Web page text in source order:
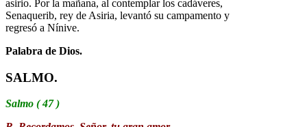
asirio. Por la mañana, al contemplar los cadáveres,
Senaquerib, rey de Asiria, levantó su campamento y
regresó a Nínive.
Palabra de Dios.
SALMO.
Salmo ( 47 )